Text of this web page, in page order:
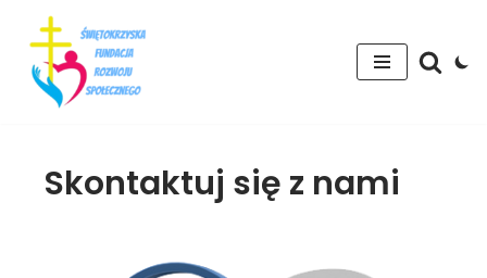
Przejdź
do
treści
Skontaktuj się z nami